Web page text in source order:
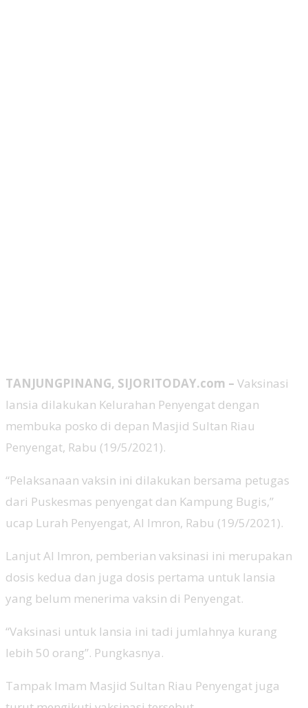
TANJUNGPINANG, SIJORITODAY.com – Vaksinasi
lansia dilakukan Kelurahan Penyengat dengan
membuka posko di depan Masjid Sultan Riau
Penyengat, Rabu (19/5/2021).
“Pelaksanaan vaksin ini dilakukan bersama petugas
dari Puskesmas penyengat dan Kampung Bugis,”
ucap Lurah Penyengat, Al Imron, Rabu (19/5/2021).
Lanjut Al Imron, pemberian vaksinasi ini merupakan
dosis kedua dan juga dosis pertama untuk lansia
yang belum menerima vaksin di Penyengat.
“Vaksinasi untuk lansia ini tadi jumlahnya kurang
lebih 50 orang”. Pungkasnya.
Tampak Imam Masjid Sultan Riau Penyengat juga